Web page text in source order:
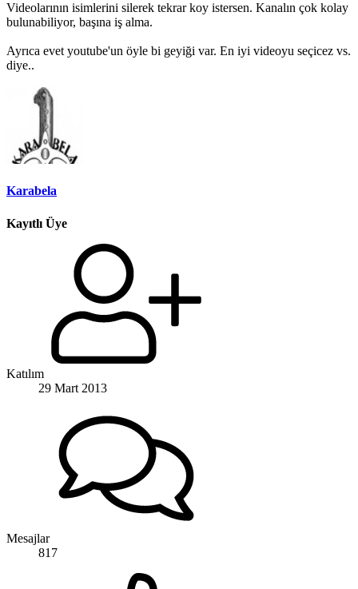
Videolarının isimlerini silerek tekrar koy istersen. Kanalın çok kolay
bulunabiliyor, başına iş alma.
Ayrıca evet youtube'un öyle bi geyiği var. En iyi videoyu seçicez vs.
diye..
Karabela
Kayıtlı Üye
Katılım
29 Mart 2013
Mesajlar
817